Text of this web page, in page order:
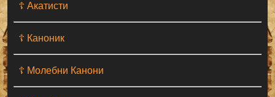
☦ Акатисти
☦ Каноник
☦ Молебни Канони